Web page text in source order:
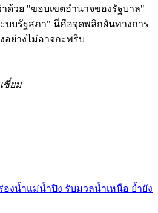
ด้วย "ขอบเขตอำนาจของรัฐบาล"
บบรัฐสภา" นี่คือจุดพลิกผันทางการ
อย่างไม่อาจกะพริบ
ซี่ยม
องน้ำแม่น้ำปิง รับมวลน้ำเหนือ ย้ำยัง